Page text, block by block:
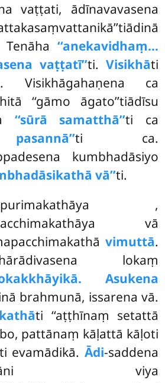
vaṭṭati, ādīnavavasena
‘‘anekavidhaṃ…
vaṭṭatī’’ti. Visikhāti
Visikhāgahaṇena ca
‘‘gāmo āgato’’tiādīsu
‘‘sūrā samatthā’’ti ca
ti ca.
kumbhadāsiyo
vā’’ti.
,
vā
vimuttā.
lokaṃ
Asukena
brahmunā, issarena vā.
ti ‘‘aṭṭhīnaṃ setattā
pattānaṃ kāḷattā kāḷoti
evamādikā. Ādi-saddena
viya